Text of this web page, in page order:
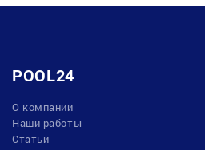
POOL24
О компании
Наши работы
Статьи